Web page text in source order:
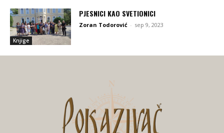
Knjige
PJESNICI KAO SVETIONICI
Zoran Todorović - sep 9, 2023